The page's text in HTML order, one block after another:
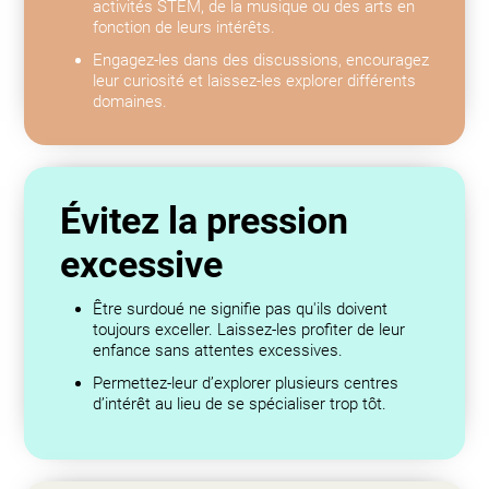
activités STEM, de la musique ou des arts en
fonction de leurs intérêts.
Engagez-les dans des discussions, encouragez
leur curiosité et laissez-les explorer différents
domaines.
Évitez la pression
excessive
Être surdoué ne signifie pas qu'ils doivent
toujours exceller. Laissez-les profiter de leur
enfance sans attentes excessives.
Permettez-leur d’explorer plusieurs centres
d’intérêt au lieu de se spécialiser trop tôt.